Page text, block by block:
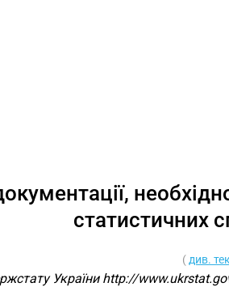
статистичних
( див.
України http://